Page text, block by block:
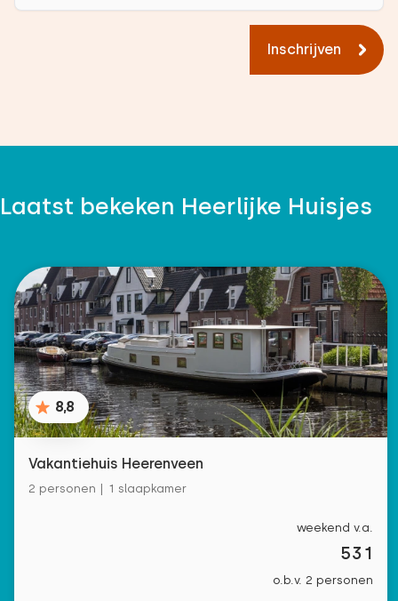
Inschrijven
Laatst bekeken Heerlijke Huisjes
8,8
Vakantiehuis Heerenveen
2 personen | 1 slaapkamer
weekend v.a.
531
o.b.v. 2 personen